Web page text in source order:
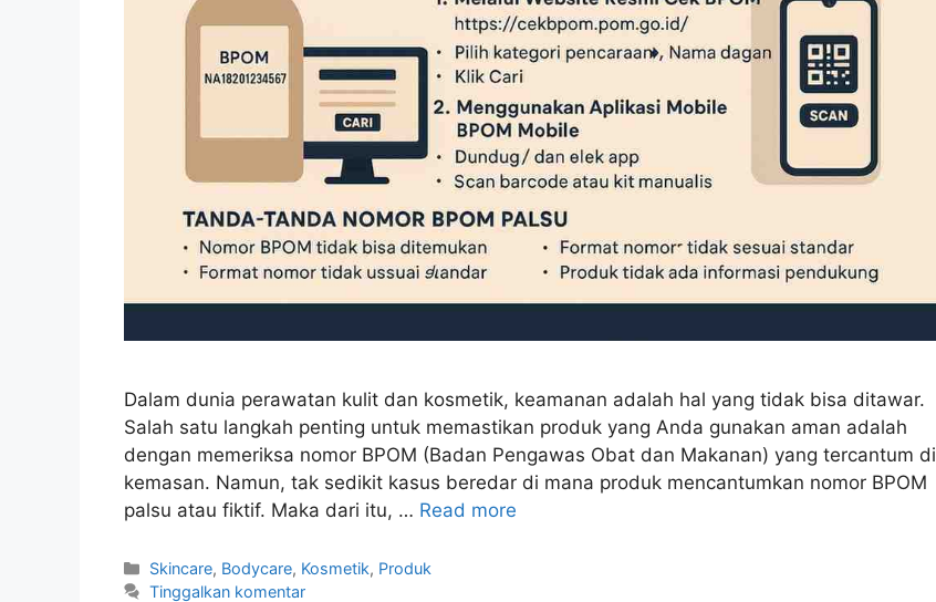
Dalam dunia perawatan kulit dan kosmetik, keamanan adalah hal yang tidak bisa ditawar.
Salah satu langkah penting untuk memastikan produk yang Anda gunakan aman adalah
dengan memeriksa nomor BPOM (Badan Pengawas Obat dan Makanan) yang tercantum di
kemasan. Namun, tak sedikit kasus beredar di mana produk mencantumkan nomor BPOM
palsu atau fiktif. Maka dari itu, … Read more
Kategori
Skincare, Bodycare, Kosmetik, Produk
Tinggalkan komentar